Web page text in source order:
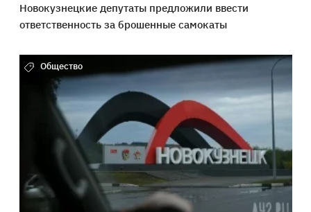
Новокузнецкие депутаты предложили ввести
ответственность за брошенные самокаты
Общество